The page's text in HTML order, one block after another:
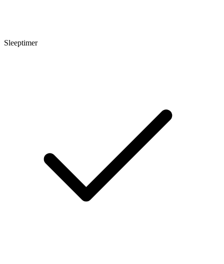
Sleeptimer